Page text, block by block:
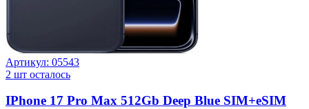
Артикул: 05543
2 шт осталось
IPhone 17 Pro Max 512Gb Deep Blue SIM+eSIM